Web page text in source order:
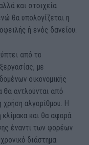
και στοιχεία
θα υπολογίζεται η
ή ενός δανείου.
από το
με
οικονομικής
θα αντλούνται από
χρήση αλγορίθμου. Η
κλίμακα και θα αφορά
έναντι των φορέων
διάστημα.